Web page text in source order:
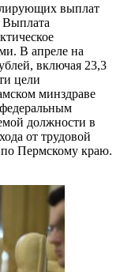
выплат
В апреле на
включая 23,3
цели
минздраве
должности в
от трудовой
по Пермскому краю.